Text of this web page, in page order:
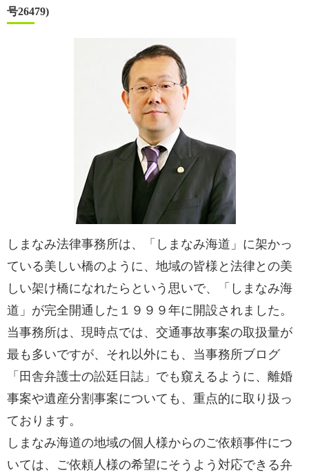
号26479)
しまなみ法律事務所は、「しまなみ海道」に架かっ
ている美しい橋のように、地域の皆様と法律との美
しい架け橋になれたらという思いで、「しまなみ海
道」が完全開通した１９９９年に開設されました。
当事務所は、現時点では、交通事故事案の取扱量が
最も多いですが、それ以外にも、当事務所ブログ
「田舎弁護士の訟廷日誌」でも窺えるように、離婚
事案や遺産分割事案についても、重点的に取り扱っ
ております。
しまなみ海道の地域の個人様からのご依頼事件につ
いては、ご依頼人様の希望にそうよう対応できる弁